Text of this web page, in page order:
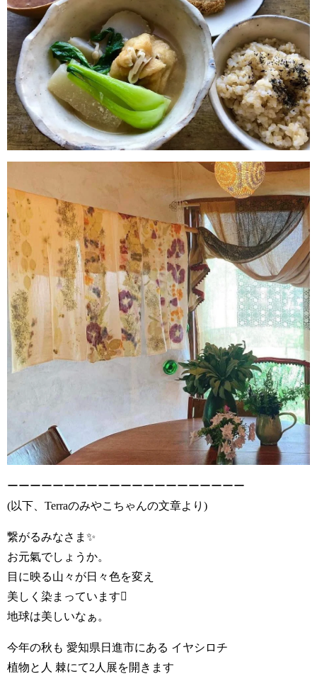
ーーーーーーーーーーーーーーーーーーーーー
(以下、Terraのみやこちゃんの文章より)
繋がるみなさま✨
お元氣でしょうか。
目に映る山々が日々色を変え
美しく染まっています
地球は美しいなぁ。
今年の秋も 愛知県日進市にある イヤシロチ
植物と人 棘にて2人展を開きます